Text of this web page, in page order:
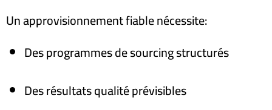
Un approvisionnement fiable nécessite:
Des programmes de sourcing structurés
Des résultats qualité prévisibles